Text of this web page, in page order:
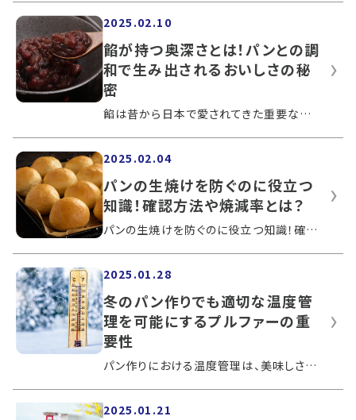
2025.02.10
餡が持つ奥深さとは！パンとの調
和で生み出されるおいしさの秘
密
餡は昔から日本で愛されてきた重要な食品のひとつです。活用法は多岐にわたり、パンとの相性も合うため広く使われています。この記事では、...
2025.02.04
パンの生焼けを防ぐのに役立つ
知識！確認方法や焼減率とは？
パンの生焼けを防ぐのに役立つ知識！確認方法や焼減率とは？パンは、焼き上がると香ばしい匂いがして食欲をそそります。いざ食べようと割っ...
2025.01.28
冬のパン作りでも適切な温度管
理を可能にするプルファーの重
要性
パン作りにおける温度管理は、美味しさに大きな影響を及ぼします。とくに気温が低い冬は、適切な環境を整えないと発酵が進みません。この記...
2025.01.21